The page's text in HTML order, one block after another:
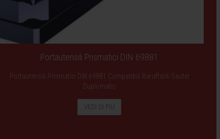
Portautensili Prismatici DIN 69881
Portautensili Prismatici DIN 69881 Compatibili Baruffaldi Sauter
Duplomatic
VEDI DI PIÙ